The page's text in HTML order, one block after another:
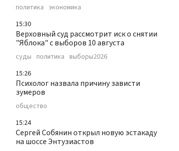
политика экономика
15:30
Верховный суд рассмотрит иск о снятии
"Яблока" с выборов 10 августа
суды политика выборы2026
15:26
Психолог назвала причину зависти
зумеров
общество
15:24
Сергей Собянин открыл новую эстакаду
на шоссе Энтузиастов